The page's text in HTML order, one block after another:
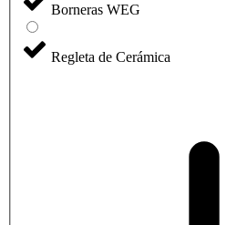
Borneras WEG
Regleta de Cerámica